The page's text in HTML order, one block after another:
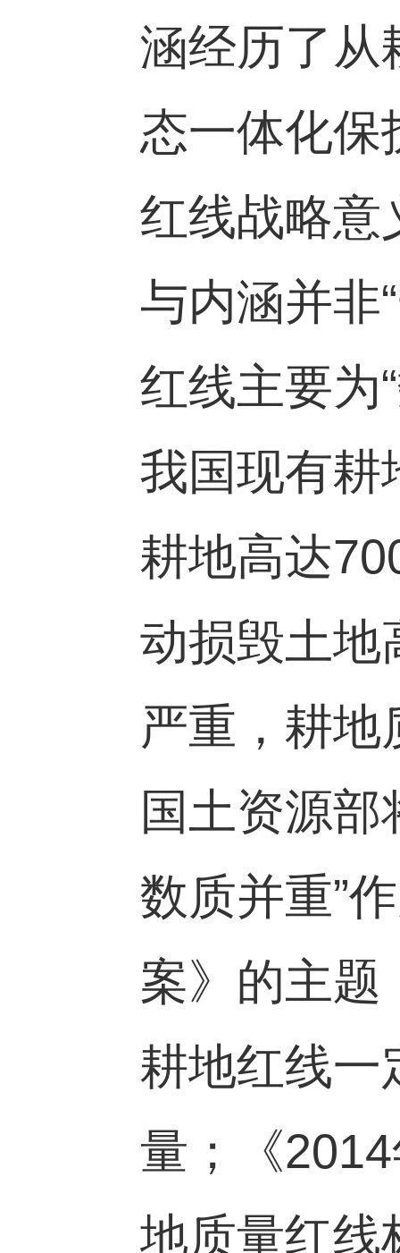
涵经历了从
态一体化保
红线战略意
与内涵并非
红线主要为
我国现有耕
耕地高达
动损毁土地
严重，耕
国土资源
数质并重”
案》的主题
耕地红线一
量；《2014
地质量红线